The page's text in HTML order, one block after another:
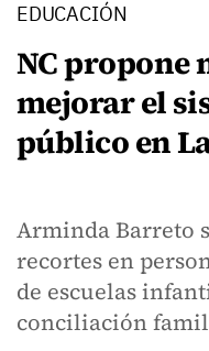
EDUCACIÓN
NC propone
mejorar el
público en
Arminda Barreto
recortes en
de escuelas
conciliación